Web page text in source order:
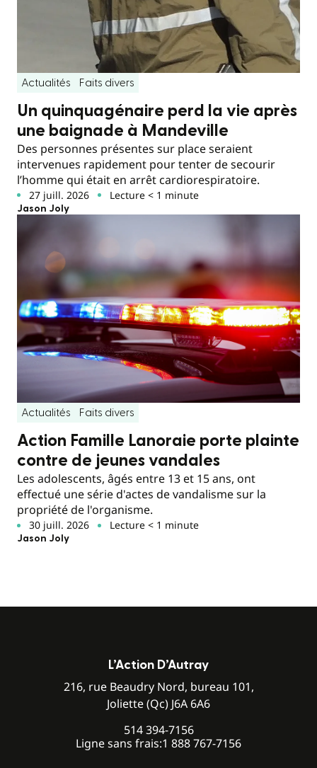
Actualités Faits divers
Un quinquagénaire perd la vie après
une baignade à Mandeville
Des personnes présentes sur place seraient
intervenues rapidement pour tenter de secourir
l’homme qui était en arrêt cardiorespiratoire.
27 juill. 2026 Lecture < 1 minute
Jason Joly
Actualités Faits divers
Action Famille Lanoraie porte plainte
contre de jeunes vandales
Les adolescents, âgés entre 13 et 15 ans, ont
effectué une série d'actes de vandalisme sur la
propriété de l'organisme.
30 juill. 2026 Lecture < 1 minute
Jason Joly
L’Action D’Autray
216, rue Beaudry Nord, bureau 101,
Joliette (Qc) J6A 6A6
514 394-7156
Ligne sans frais:1 888 767-7156